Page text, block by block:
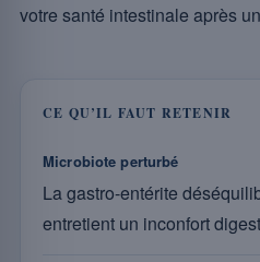
votre santé intestinale après
CE QU’IL FAUT RETENIR
Microbiote perturbé
La gastro-entérite
entretient un inconfort